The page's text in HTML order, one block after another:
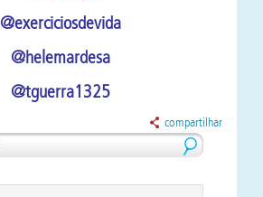
@exerciciosdevida
@helemardesa
@tguerra1325
compartilhar